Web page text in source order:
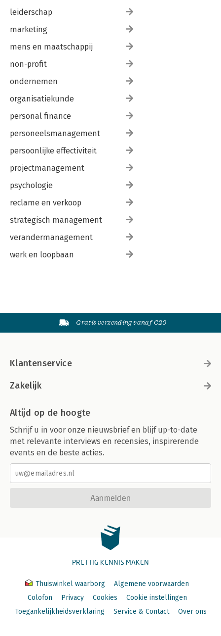
leiderschap
marketing
mens en maatschappij
non-profit
ondernemen
organisatiekunde
personal finance
personeelsmanagement
persoonlijke effectiviteit
projectmanagement
psychologie
reclame en verkoop
strategisch management
verandermanagement
werk en loopbaan
Gratis verzending vanaf €20
Klantenservice
Zakelijk
Altijd op de hoogte
Schrijf u in voor onze nieuwsbrief en blijf up-to-date
met relevante interviews en recensies, inspirerende
events en de beste acties.
Aanmelden
PRETTIG KENNIS MAKEN
Thuiswinkel waarborg
Algemene voorwaarden
Colofon
Privacy Cookies
Cookie instellingen
Toegankelijkheidsverklaring
Service & Contact Over ons